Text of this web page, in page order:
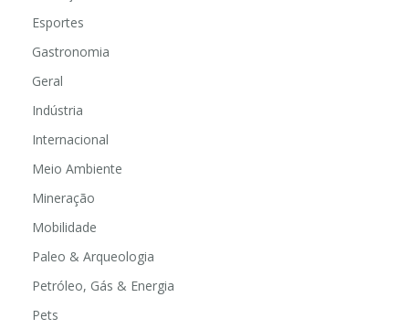
Esportes
Gastronomia
Geral
Indústria
Internacional
Meio Ambiente
Mineração
Mobilidade
Paleo & Arqueologia
Petróleo, Gás & Energia
Pets